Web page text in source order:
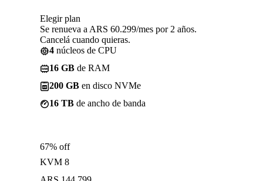
Elegir plan
Se renueva a ARS 60.299/mes por 2 años.
Cancelá cuando quieras.
4 núcleos de CPU
16 GB de RAM
200 GB en disco NVMe
16 TB de ancho de banda
67% off
KVM 8